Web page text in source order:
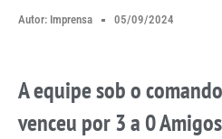
Autor: Imprensa 05/09/2024
A equipe sob o
venceu por 3 a 0